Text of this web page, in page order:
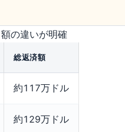
の違いが明確
総返済額
約117万ドル
約129万ドル